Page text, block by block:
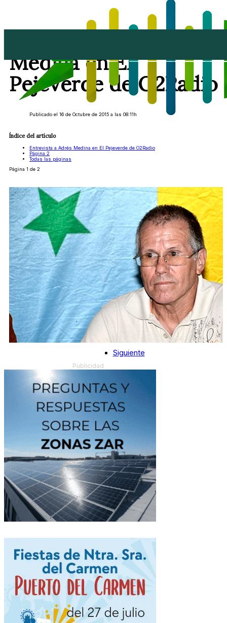
Medina en El
Pejeverde de O2Radio
Publicado el 16 de Octubre de 2015 a las 08:11h
Índice del artículo
Entrevista a Adrés Medina en El Pejeverde de O2Radio
Página 2
Todas las páginas
Página 1 de 2
Siguiente
Publicidad